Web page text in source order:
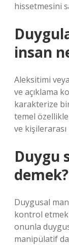
hissetmesini
insan
Aleksitimi
ve açıklama
karakterize
temel
ve
Duygu
demek?
Duygusal
kontrol etmek
onunla
manipülatif